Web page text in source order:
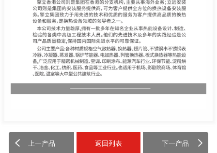
上一产品 返回列表 下一产品